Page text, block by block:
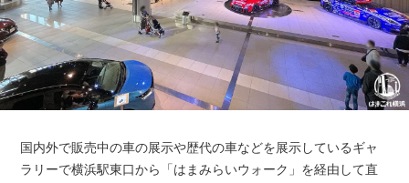
国内外で販売中の車の展示や歴代の車などを展示しているギャ
ラリーで横浜駅東口から「はまみらいウォーク」を経由して直